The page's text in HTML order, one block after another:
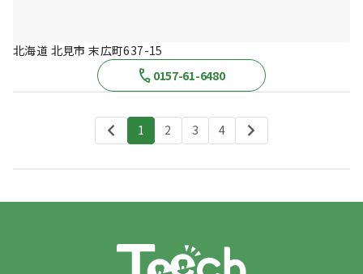
北海道 北見市 末広町637-15
0157-61-6480
1 2 3 4